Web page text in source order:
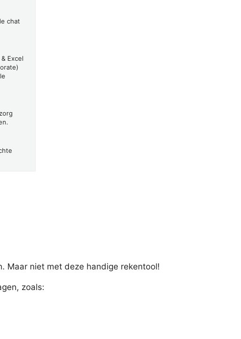
chat
Excel
Maar niet met deze handige rekentool!
zoals: